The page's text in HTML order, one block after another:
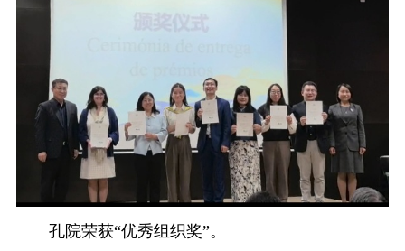
孔院荣获“优秀组织奖”。